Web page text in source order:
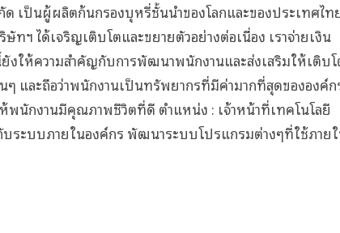
ด เป็นผู้ผลิตก้นกรองบุหรี่ชั้นนำของโลกและของประเทศไท
ฯ ได้เจริญเติบโตและขยายตัวอย่างต่อเนื่อง เราจ่ายเงิน
งให้ความสำคัญกับการพัฒนาพนักงานและส่งเสริมให้เติบ
และถือว่าพนักงานเป็นทรัพยากรที่มีค่ามากที่สุดขององค์ก
พนักงานมีคุณภาพชีวิตที่ดี ตำแหน่ง : เจ้าหน้าที่เทคโนโลยี
บระบบภายในองค์กร พัฒนาระบบโปรแกรมต่างๆที่ใช้ภาย